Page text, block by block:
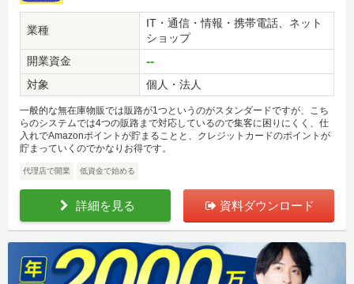
業種
IT・通信・情報・携帯電話、ネット
ショップ
開業資金
--
対象 個人・法人
一般的な無在庫物販では販路が1つというのがスタンダードですが、こち
らのシステムでは4つの販路まで対応しているので集客に困りにくく、仕
入れでAmazonポイントが貯まることと、クレジットカードのポイントが
貯まっていくのでかなりお得です。
代理店で開業 低資金で始める
詳細を見る 資料ダウンロード